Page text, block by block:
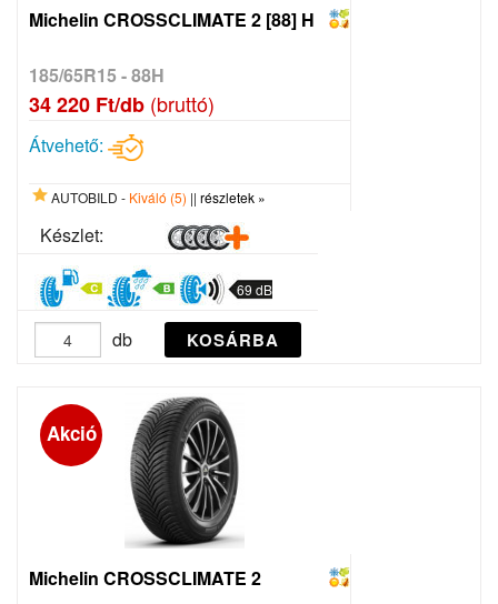
Michelin CROSSCLIMATE 2 [88] H
185/65R15 - 88H
34 220 Ft/db (bruttó)
Átvehető:
AUTOBILD - Kiváló (5) || részletek »
Készlet:
69 dB
db KOSÁRBA
Akció
Michelin CROSSCLIMATE 2